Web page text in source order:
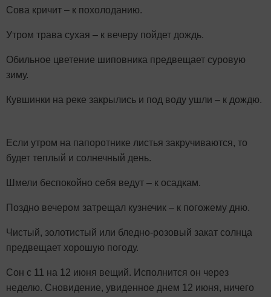
Сова кричит – к похолоданию.
Утром трава сухая – к вечеру пойдет дождь.
Обильное цветение шиповника предвещает суровую
зиму.
Кувшинки на реке закрылись и под воду ушли – к дождю.
Если утром на папоротнике листья закручиваются, то
будет теплый и солнечный день.
Шмели беспокойно себя ведут – к осадкам.
Поздно вечером затрещал кузнечик – к погожему дню.
Чистый, золотистый или бледно-розовый закат солнца
предвещает хорошую погоду.
Сон с 11 на 12 июня вещий. Исполнится он через
неделю. Сновидение, увиденное днем 12 июня, ничего